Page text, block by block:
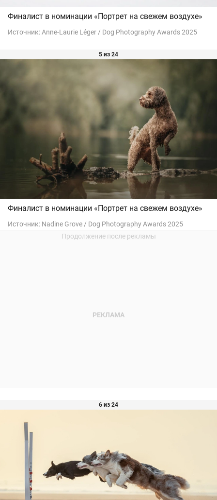
Финалист в номинации «Портрет на свежем воздухе»
Источник:Anne-Laurie Léger / Dog Photography Awards 2025
5 из 24
Финалист в номинации «Портрет на свежем воздухе»
Источник: Nadine Grove / Dog Photography Awards 2025
6 из 24